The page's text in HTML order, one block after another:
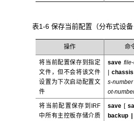
表1-6 保存当前配置（分布式设备
操作 命
将当前配置保存到指定
文件，但不会将该文件
设置为下次启动配置文
件
save
|chassis
s-number
ot-
将当前配置保存到IRF
中所有主控板存储介质
save [
backup |